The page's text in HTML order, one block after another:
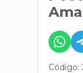
Código: